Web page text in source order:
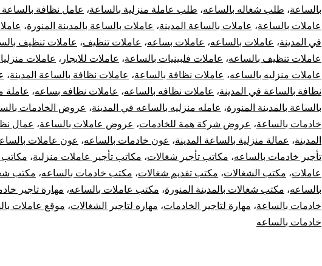
بالساعة، طلب شغاله بالساعه، طلب عاملة منزلية بالساعة، عامل نظافة بالساعة
عاملات بالساعة، عاملات بالساعة المدينة، عاملات بالساعة بالمدينة المنورة،
في المدينة، عاملات بالساعه، عاملات بساعه، عاملات تنظيف، عاملات تنظيف
عاملات تنظيف بالساعه، عاملات فلبينيات بالساعة، عاملات للايجار ، عاملات
عاملات منزليه بالساعه، عاملات نظافة بالساعة، عاملات نظافة بالساعة المدينة،
نظافة بالساعة في المدينة، عاملات نظافه بالساعه، عاملات نظافه بساعه، عاملة
بالساعة بالمدينة المنورة، عامله منزليه بالساعه في المدينة، عروض الخادمات
خادمات بالساعة، عروض شركة همة للخادمات، عروض عاملات بالساعة، عمال
المدينة، عمالة منزلية بالساعة المدينة، عون خادمات بالساعه، عون عاملات
تأجير خادمات بالساعه، مكاتب تأجير شغالات، مكاتب تأجير عاملات منزلية، مكاتب
عاملات، مكتب الشغالات، مكتب تقديم شغالات، مكتب خادمات بالساعه، مكتب
بالساعه، مكتب شغالات بالمدينة المنورة، مكتب عاملات بالساعه، مهارة تاجير
خادمات بالساعة، مهارة لتاجير الخادمات، مهاره لتاجير الشغالات، موقع عاملات
خادمات بالساعه